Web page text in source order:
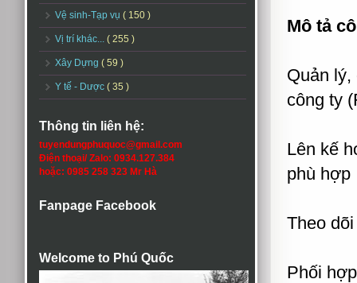
Vệ sinh-Tạp vụ ( 150 )
Vị trí khác... ( 255 )
Xây Dựng ( 59 )
Y tế - Dược ( 35 )
Thông tin liên hệ:
tuyendungphuquoc@gmail.com
Điện thoại/ Zalo: 0934.127.384
hoặc: 0985 258 323 Mr Hà
Fanpage Facebook
Welcome to Phú Quốc
Mô tả
Quản lý,
công ty
Lên kế
phù hợp
Theo
Phối